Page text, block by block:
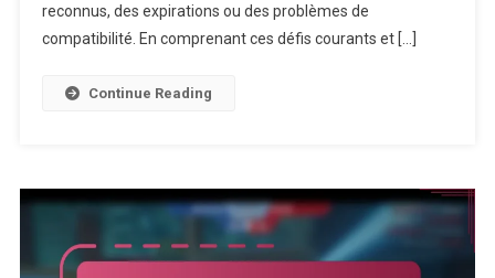
Courants
reconnus, des expirations ou des problèmes de
compatibilité. En comprenant ces défis courants et […]
Continue Reading